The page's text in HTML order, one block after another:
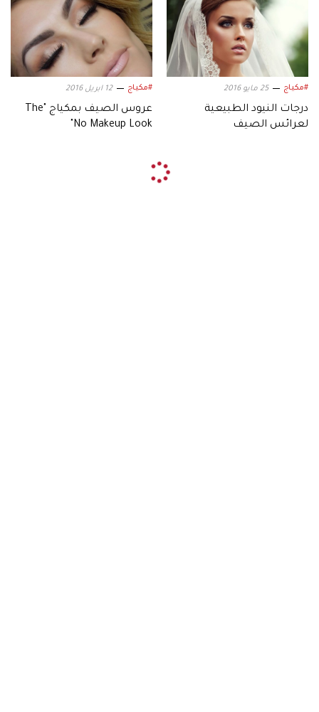
#مكياج 25 مايو 2016
درجات النيود الطبيعية
لعرائس الصيف
#مكياج 12 ابريل 2016
عروس الصيف بمكياج "The
No Makeup Look"